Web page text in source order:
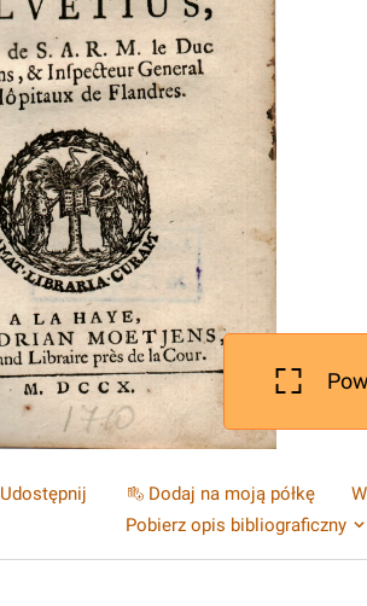
Udostępnij Dodaj na moją półkę
Pobierz opis bibliograficzny